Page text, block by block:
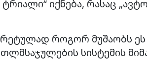
იქნება, რასაც
როგორ მუშაობს ეს
სისტემის